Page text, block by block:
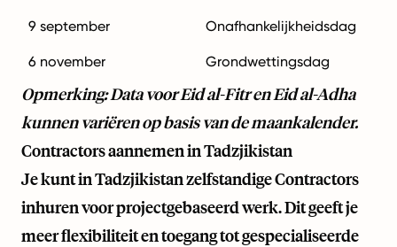
9 september Onafhankelijkheidsdag
6 november Grondwettingsdag
Opmerking: Data voor Eid al-Fitr en Eid al-Adha
kunnen variëren op basis van de maankalender.
Contractors aannemen in Tadzjikistan
Je kunt in Tadzjikistan zelfstandige Contractors
inhuren voor projectgebaseerd werk. Dit geeft je
meer flexibiliteit en toegang tot gespecialiseerde